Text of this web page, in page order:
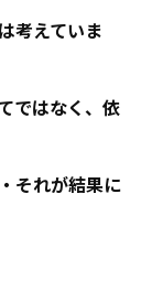
考えていま
ではなく、依
それが結果に